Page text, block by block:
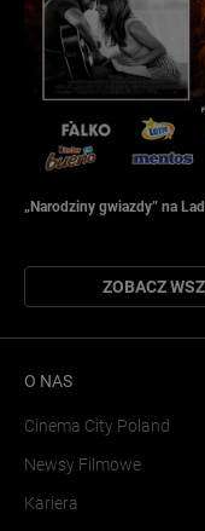
„Narodziny gwiazdy” na
ZOBACZ
O NAS
Cinema City Poland
Newsy Filmowe
Kariera